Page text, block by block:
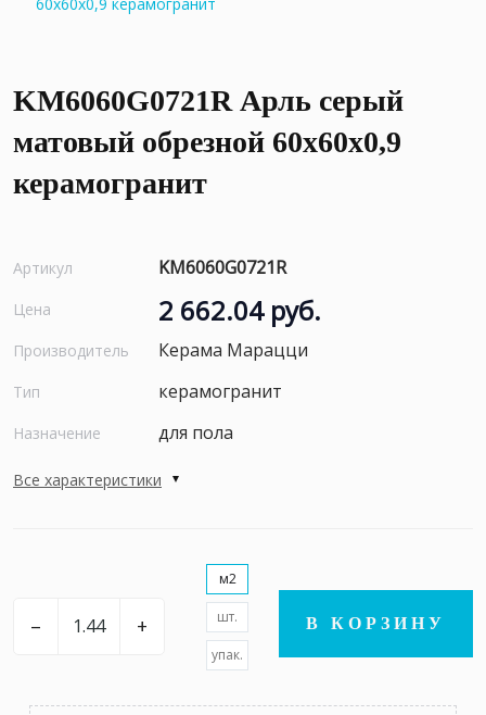
KM6060G0721R Арль серый
матовый обрезной 60x60x0,9
керамогранит
Артикул KM6060G0721R
Цена 2 662.04 руб.
Производитель Керама Марацци
Тип керамогранит
Назначение для пола
Все характеристики
– +
м2
шт.
упак.
В КОРЗИНУ